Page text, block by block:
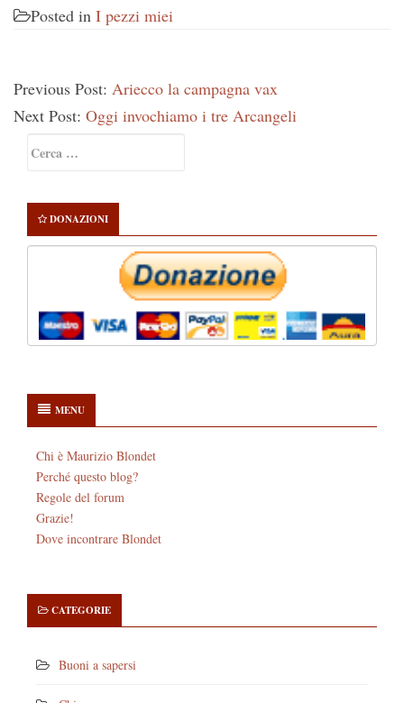
Posted in I pezzi miei
Previous Post: Ariecco la campagna vax
Next Post: Oggi invochiamo i tre Arcangeli
Sidebar
per:
DONAZIONI
MENU
Chi è Maurizio Blondet
Perché questo blog?
Regole del forum
Grazie!
Dove incontrare Blondet
CATEGORIE
Buoni a sapersi